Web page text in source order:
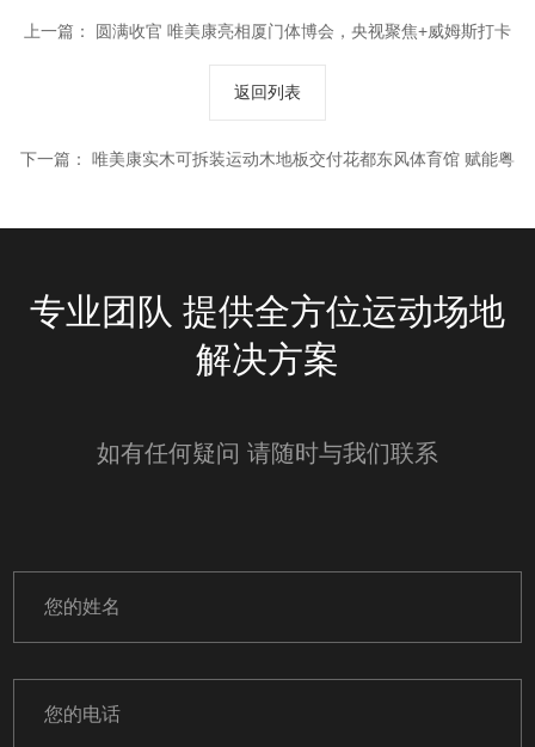
上一篇：
圆满收官 唯美康亮相厦门体博会，央视聚焦+威姆斯打卡
返回列表
下一篇：
唯美康实木可拆装运动木地板交付花都东风体育馆 赋能粤
专业团队 提供全方位运动场地
解决方案
如有任何疑问 请随时与我们联系